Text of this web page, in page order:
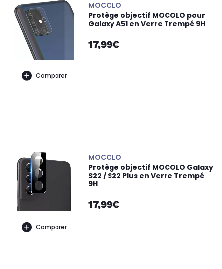
Comparer
MOCOLO
Protège objectif MOCOLO pour
Galaxy A51 en Verre Trempé 9H
17,99€
Comparer
MOCOLO
Protège objectif MOCOLO Galaxy
S22 / S22 Plus en Verre Trempé
9H
17,99€